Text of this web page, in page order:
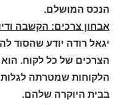
הנכס המושלם.
אבחון צרכים: הקשבה
יגאל רודה יודע שהסוד
הצרכים של כל לקוח.
הלקוחות שמטרתה
בבית היוקרה שלהם.